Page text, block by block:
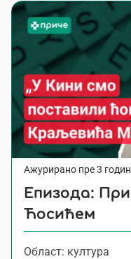
Ажурирано пре 3
Епизода:
Ћосићем
Област: култура